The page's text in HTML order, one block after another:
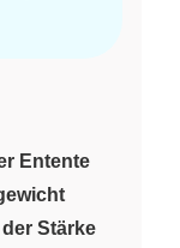
Entente
Stärke